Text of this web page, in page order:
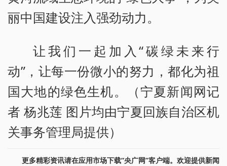
丽中国建设注入强劲动力。
让我们一起加入“碳绿未来行
动”，让每一份微小的努力，都化为祖
国大地的绿色生机。（宁夏新闻网记
者 杨兆莲 图片均由宁夏回族自治区机
关事务管理局提供）
更多精彩资讯请在应用市场下载“央广网”客户端。欢迎提供新闻